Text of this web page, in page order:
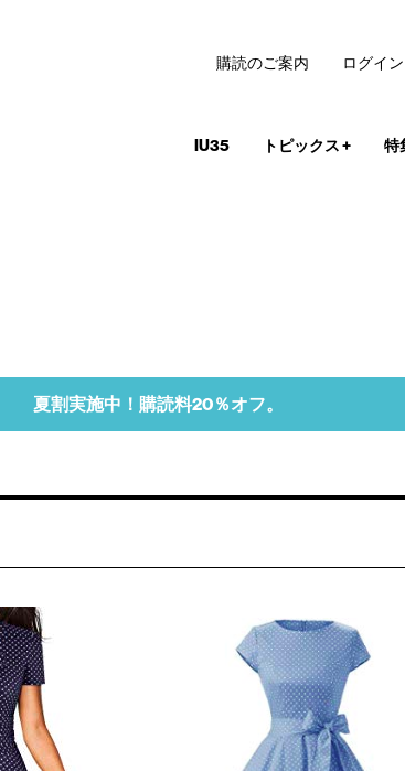
IU35 トピックス+ 特
購読のご案内 ログイン
夏割実施中！購読料20％オフ。